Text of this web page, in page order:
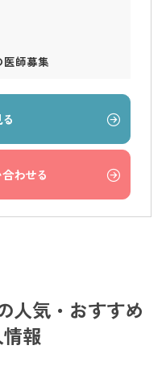
師募集
わせる
人気・おすすめ
報